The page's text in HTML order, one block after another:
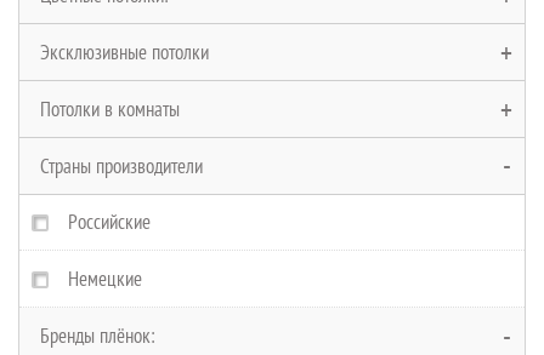
Матовые полотна
Сатиновые полотна
Замшевые полотна
Фактурные полотна
Тканевые
Черные потолки
Белые потолки
Красные потолки
Бежевые потолки
Коричневые потолки
Голубые потолки
Эксклюзивные потолки
Многоуровневые
Двухуровневые
Криволинейные
Парящие
Звездное небо
Потолки в комнаты
В Ванную
На кухню
В спальню
В детскую
Страны производители
Российские
Немецкие
Бренды плёнок: